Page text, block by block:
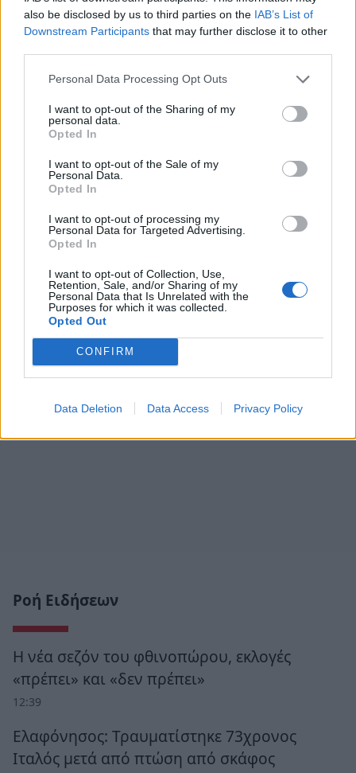
also be disclosed by us to third parties on the IAB’s List of
Downstream Participants that may further disclose it to other
Personal Data Processing Opt Outs
I want to opt-out of the Sharing of my
personal data.
Opted In
I want to opt-out of the Sale of my
Personal Data.
Opted In
I want to opt-out of processing my
Personal Data for Targeted Advertising.
Opted In
I want to opt-out of Collection, Use,
Retention, Sale, and/or Sharing of my
Personal Data that Is Unrelated with the
Purposes for which it was collected.
Opted Out
CONFIRM
Data Deletion Data Access Privacy Policy
Ροή Ειδήσεων
Η νέα σεζόν του φθινοπώρου, εκλογές
«πρέπει» και «δεν πρέπει»
12:39
Ελαφόνησος: Τραυματίστηκε 73χρονος
Ιταλός μετά από πτώση από σκάφος